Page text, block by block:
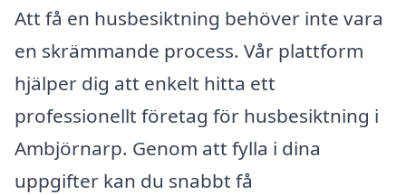
Att få en husbesiktning behöver inte vara
en skrämmande process. Vår plattform
hjälper dig att enkelt hitta ett
professionellt företag för husbesiktning i
Ambjörnarp. Genom att fylla i dina
uppgifter kan du snabbt få